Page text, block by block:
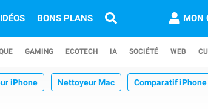
BONS PLANS MON
GAMING ECOTECH IA SOCIÉTÉ WEB
iPhone Nettoyeur Mac Comparatif iPhone